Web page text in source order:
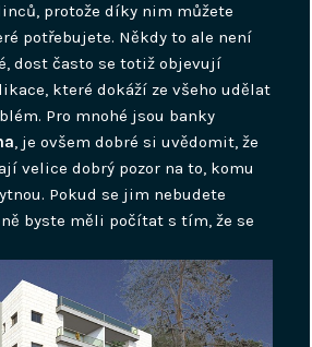
protože díky nim můžete
potřebujete. Někdy to ale není
dost často se totiž objevují
které dokáží ze všeho udělat
Pro mnohé jsou banky
, je ovšem dobré si uvědomit, že
velice dobrý pozor na to, komu
Pokud se jim nebudete
byste měli počítat s tím, že se